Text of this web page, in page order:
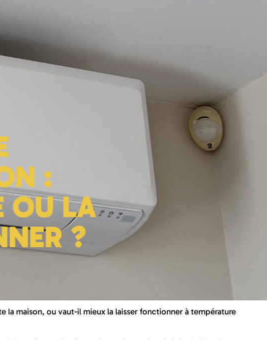
nous ?
:
OU LA
?
la maison, ou vaut-il mieux la laisser fonctionner à température